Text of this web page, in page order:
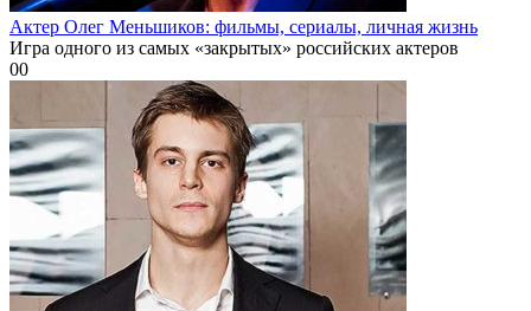
Актер Олег Меньшиков: фильмы, сериалы, личная жизнь
Игра одного из самых «закрытых» российских актеров
00